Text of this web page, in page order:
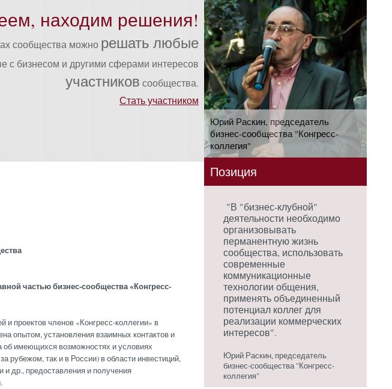
находим решения!
сообщества можно решать любые
с бизнесом и другими сферами интересов
участников сообщества.
Стать участником
частью бизнес-сообщества «Конгресс-
проектов членов «Конгресс-коллегии» в
опытом, установления взаимных контактов и
об имеющихся возможностях и условиях
рубежом, так и в России) в области инвестиций,
и др., предоставления и получения
Юрий Раскин, председатель
бизнес-сообщества "Конгресс-
коллегия"
Позиция
"В "бизнес-клубной"
деятельности необходимо
организовывать
перманентную жизнь
сообщества, использовать
современные
коммуникационные
технологии общения,
применять объединенный
потенциал коллег для
реализации коммерческих
интересов".
Юрий Раскин, председатель
бизнес-сообщества "Конгресс-
коллегия"